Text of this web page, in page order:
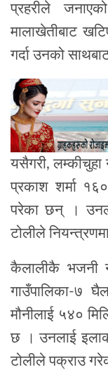
प्रहरीले
मालाखेतीबाट
गर्दा उनको
यसैगरी, लम्कीचुहा
प्रकाश शर्मा
परेका छन् ।
टोलीले
कैलालीकै भजनी
गाउँपालिका-७
मौनीलाई ५४०
छ । उनलाई
टोलीले पक्राउ